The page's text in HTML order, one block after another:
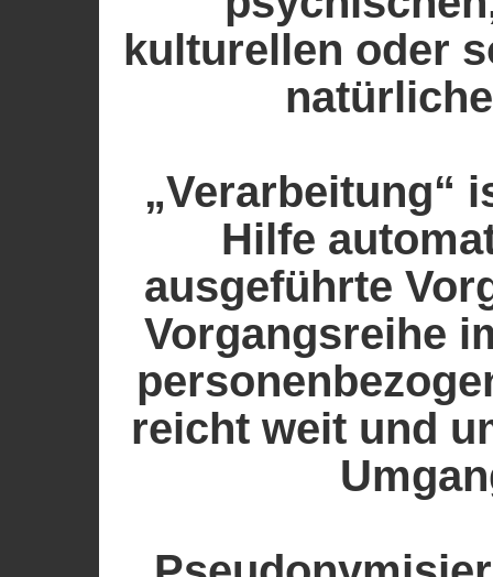
kulturellen oder
„Verarbeitung“
Hilfe
ausgeführte
Vorgangsreihe
reicht weit und